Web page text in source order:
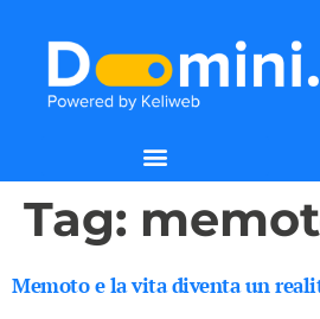
Tag:
Memoto e la vita diventa un